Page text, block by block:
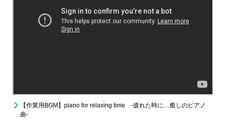
【作業用BGM】piano for relaxing time -疲れた時に…癒しのピアノ
曲-